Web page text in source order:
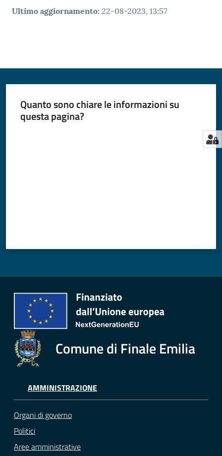
Ultimo aggiornamento: 22-08-2023, 13:57
Quanto sono chiare le informazioni su
questa pagina?
Comune di Finale Emilia
AMMINISTRAZIONE
Organi di governo
Politici
Aree amministrative